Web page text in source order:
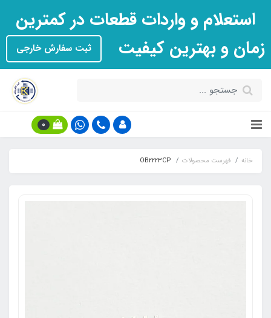
استعلام و واردات قطعات در کمترین
زمان و بهترین کیفیت
ثبت سفارش خارجی
0
خانه فهرست محصولات OB2223CP